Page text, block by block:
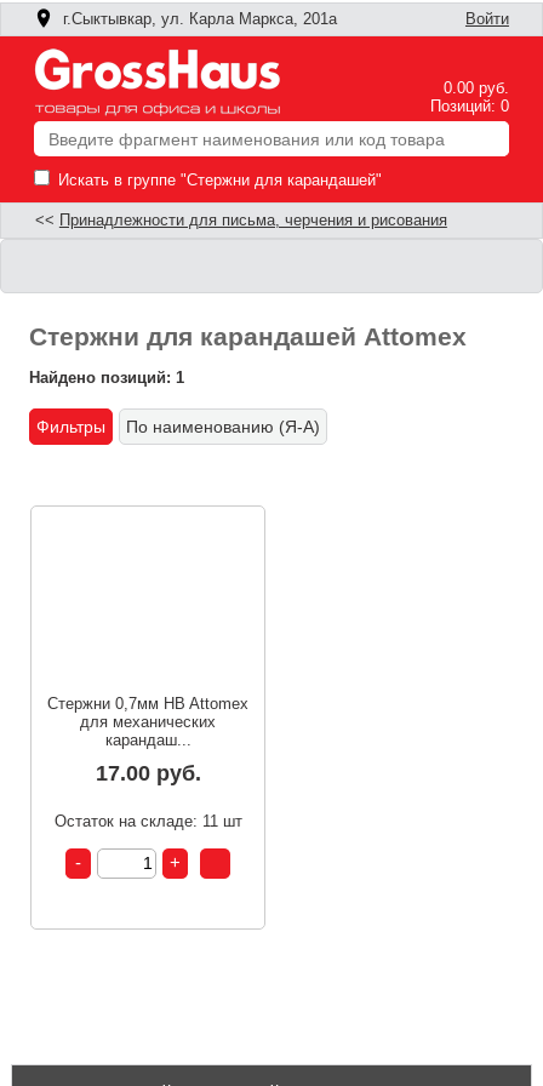
г.Сыктывкар, ул. Карла Маркса, 201а Войти
0.00 руб.
Позиций: 0
Искать в группе "Стержни для карандашей"
<< Принадлежности для письма, черчения и рисования
Стержни для карандашей Attomex
Найдено позиций: 1
Фильтры По наименованию (Я-А)
Стержни 0,7мм HB Attomex
для механических
карандаш...
17.00 руб.
Остаток на складе: 11 шт